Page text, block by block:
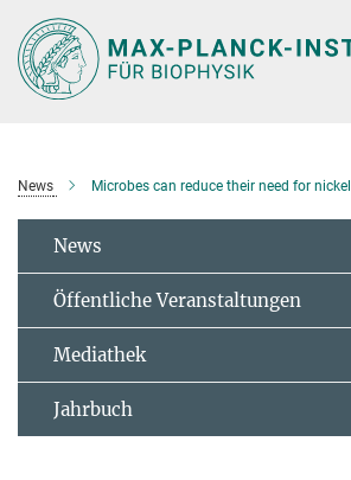
Hauptinhalt
News Microbes can reduce their need for nickel
News
Öffentliche Veranstaltungen
Mediathek
Jahrbuch